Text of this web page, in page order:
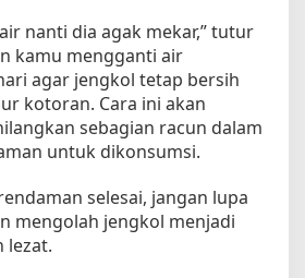
nanti dia agak mekar,” tutur
kamu mengganti air
agar jengkol tetap bersih
kotoran. Cara ini akan
sebagian racun dalam
untuk dikonsumsi.
selesai, jangan lupa
mengolah jengkol menjadi
lezat.